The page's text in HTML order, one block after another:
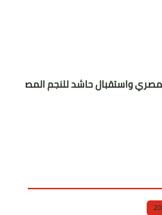
حاشد للنجم المصري